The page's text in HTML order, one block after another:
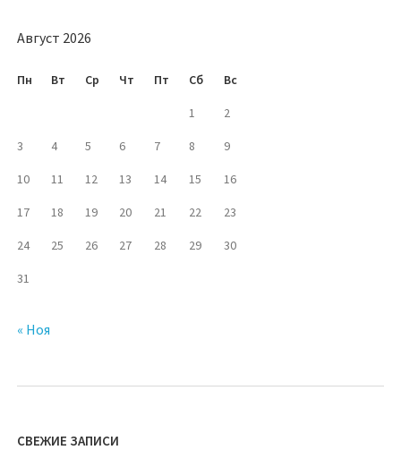
Август 2026
Пн Вт Ср Чт Пт Сб Вс
1 2
3 4 5 6 7 8 9
10 11 12 13 14 15 16
17 18 19 20 21 22 23
24 25 26 27 28 29 30
31
« Ноя
СВЕЖИЕ ЗАПИСИ